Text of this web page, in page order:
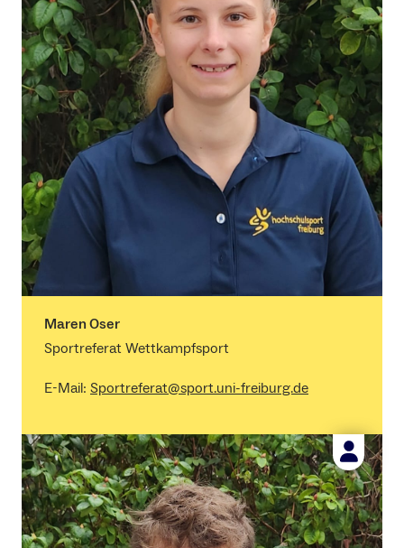
Maren Oser
Sportreferat Wettkampfsport
E-Mail: Sportreferat@sport.uni-freiburg.de